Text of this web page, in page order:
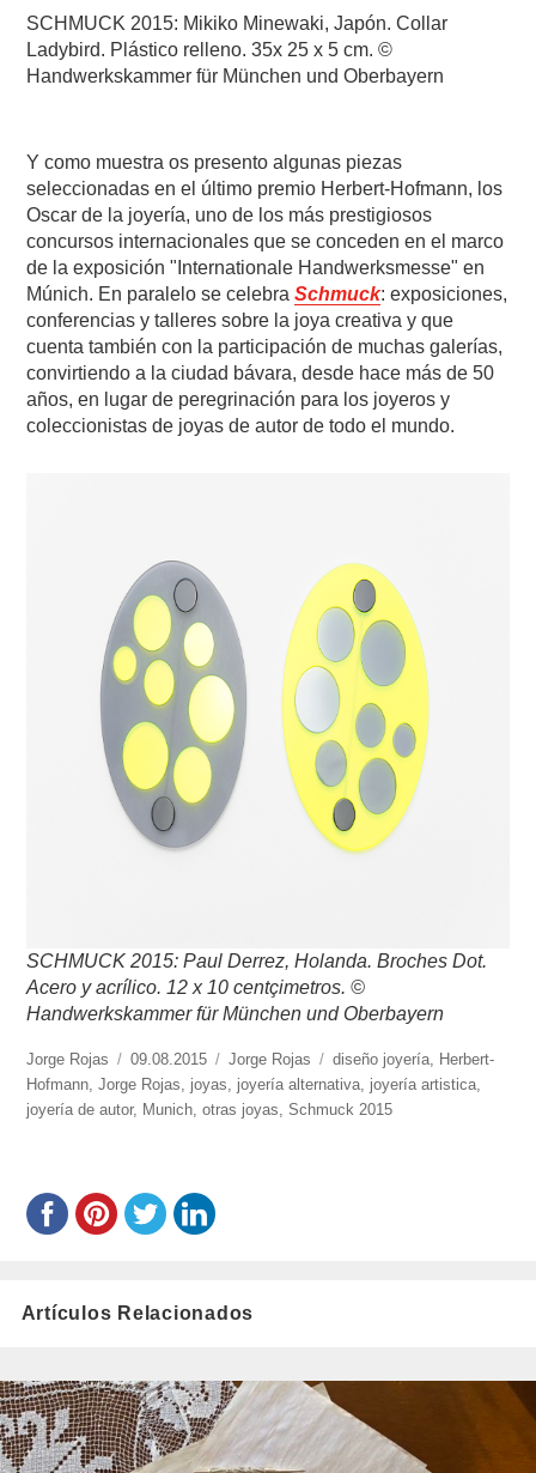
SCHMUCK 2015: Mikiko Minewaki, Japón. Collar
Ladybird. Plástico relleno. 35x 25 x 5 cm. ©
Handwerkskammer für München und Oberbayern
Y como muestra os presento algunas piezas
seleccionadas en el último premio Herbert-Hofmann, los
Oscar de la joyería, uno de los más prestigiosos
concursos internacionales que se conceden en el marco
de la exposición "Internationale Handwerksmesse" en
Múnich. En paralelo se celebraSchmuck: exposiciones,
conferencias y talleres sobre la joya creativa y que
cuenta también con la participación de muchas galerías,
convirtiendo a la ciudad bávara, desde hace más de 50
años, en lugar de peregrinación para los joyeros y
coleccionistas de joyas de autor de todo el mundo.
SCHMUCK 2015: Paul Derrez, Holanda. Broches Dot.
Acero y acrílico. 12 x 10 centçimetros. ©
Handwerkskammer für München und Oberbayern
https://www.experimenta.es/author/jorge-
rojas/
Jorge Rojas
Publicado
el
09.08.2015 Categorías
Jorge Rojas Etiquetas
diseño joyería
Herbert-
Hofmann ,Jorge Rojas joyas joyería alternativa joyería artistica
joyería de autor, Munich ,otras joyas ,Schmuck 2015
Artículos Relacionados